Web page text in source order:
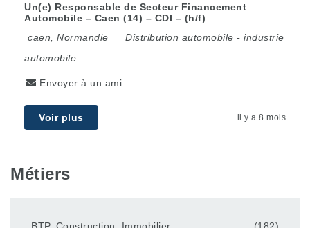
Un(e) Responsable de Secteur Financement
Automobile – Caen (14) – CDI – (h/f)
caen
Normandie Distribution automobile - industrie
automobile
Envoyer à un ami
Voir plus il y a 8 mois
Métiers
BTP, Construction, Immobilier
(182)